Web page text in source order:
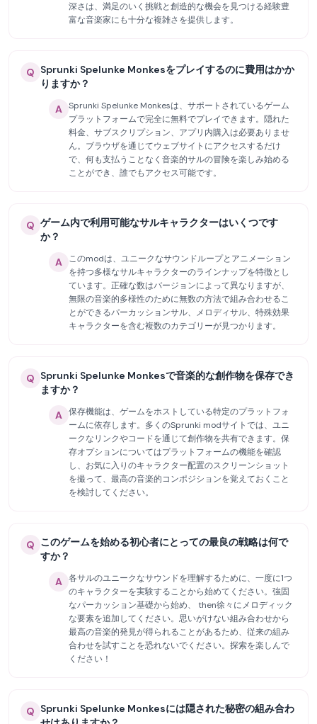
深さは、満足のいく挑戦と創造的な機会を見つける経験豊
富な音楽家にも十分な複雑さを提供します。
Q Sprunki Spelunke Monkesをプレイするのに費用はかか
りますか？
A Sprunki Spelunke Monkesは、サポートされているゲーム
プラットフォームで完全に無料でプレイできます。隠れた
料金、サブスクリプション、アプリ内購入は必要ありませ
ん。ブラウザを通じてウェブサイトにアクセスするだけ
で、何も支払うことなく音楽的サルの冒険を楽しみ始める
ことができ、誰でもアクセス可能です。
Q ゲーム内で利用可能なサルキャラクターはいくつです
か？
A
このmodは、ユニークなサウンドループとアニメーション
を持つ多様なサルキャラクターのラインナップを特徴とし
ています。正確な数はバージョンによって異なりますが、
無限の音楽的多様性のために無数の方法で組み合わせるこ
とができるパーカッションサル、メロディサル、特殊効果
キャラクターを含む複数のカテゴリーが見つかります。
Q Sprunki Spelunke Monkesで音楽的な創作物を保存でき
ますか？
A 保存機能は、ゲームをホストしている特定のプラットフォ
ームに依存します。多くのSprunki modサイトでは、ユニ
ークなリンクやコードを通じて創作物を共有できます。保
存オプションについてはプラットフォームの機能を確認
し、お気に入りのキャラクター配置のスクリーンショット
を撮って、最高の音楽的コンポジションを覚えておくこと
を検討してください。
Q このゲームを始める初心者にとっての最良の戦略は何で
すか？
A 各サルのユニークなサウンドを理解するために、一度に1つ
のキャラクターを実験することから始めてください。強固
なパーカッション基礎から始め、 then徐々にメロディック
な要素を追加してください。思いがけない組み合わせから
最高の音楽的発見が得られることがあるため、従来の組み
合わせを試すことを恐れないでください。探索を楽しんで
ください！
Q Sprunki Spelunke Monkesには隠された秘密の組み合わ